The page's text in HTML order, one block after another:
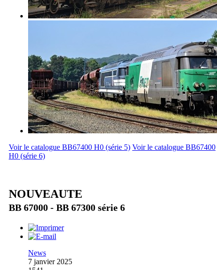
Voir le catalogue BB67400 H0 (série 5) Voir le catalogue BB67400
H0 (série 6)
NOUVEAUTE
BB 67000 - BB 67300 série 6
News
7 janvier 2025